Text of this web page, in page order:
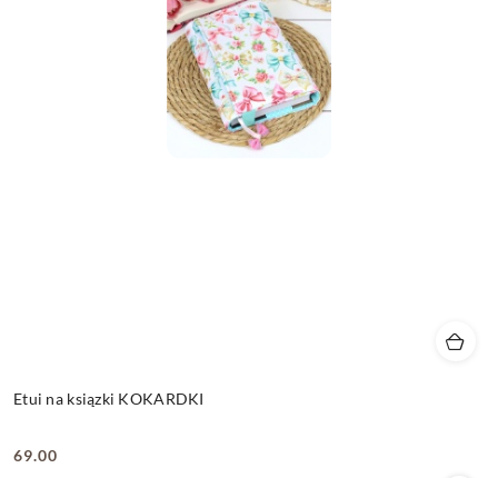
Etui na ksiązki KOKARDKI
Cena:
69.00